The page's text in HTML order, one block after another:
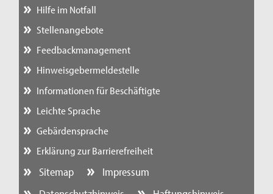
Hilfe im Notfall
Stellenangebote
Feedbackmanagement
Hinweisgebermeldestelle
Informationen für Beschäftigte
Leichte Sprache
Gebärdensprache
Erklärung zur Barrierefreiheit
Sitemap
Impressum